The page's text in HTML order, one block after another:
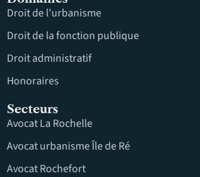
Droit de l'urbanisme
Droit de la fonction publique
Droit administratif
Honoraires
Secteurs
Avocat La Rochelle
Avocat urbanisme Île de Ré
Avocat Rochefort